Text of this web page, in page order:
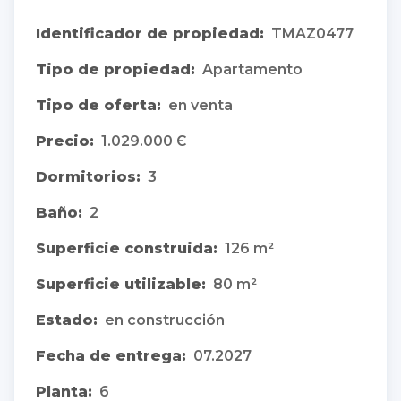
Identificador de propiedad: TMAZ0477
Tipo de propiedad: Apartamento
Tipo de oferta: en venta
Precio: 1.029.000 Є
Dormitorios: 3
Baño: 2
Superficie construida: 126 m²
Superficie utilizable: 80 m²
Estado: en construcción
Fecha de entrega: 07.2027
Planta: 6